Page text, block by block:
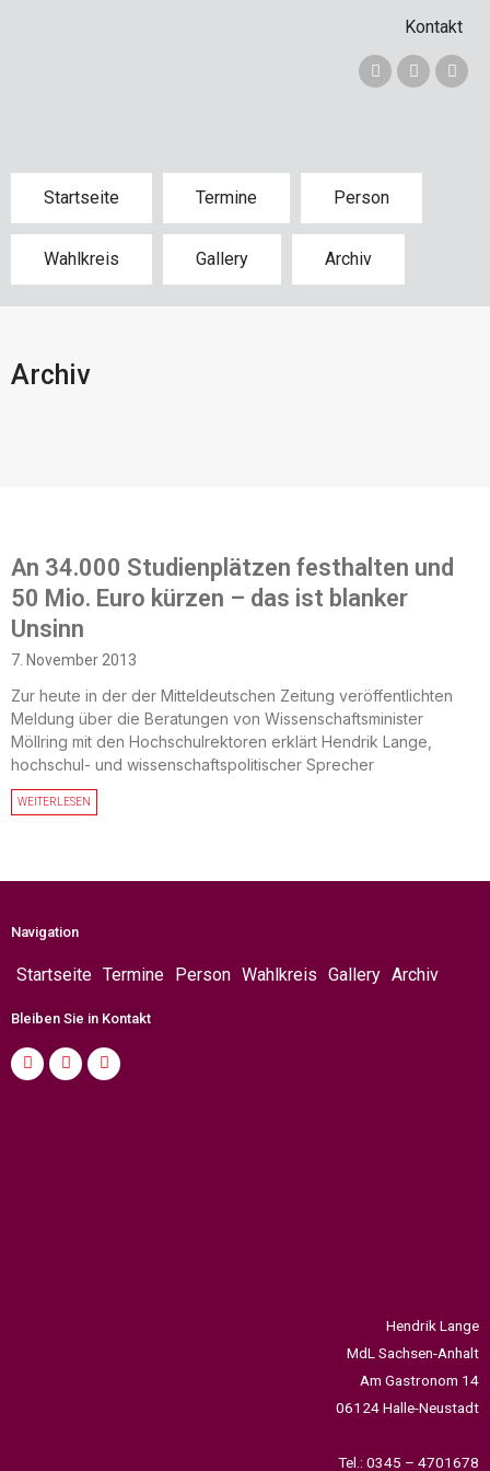
Kontakt
Startseite Termine Person
Wahlkreis Gallery Archiv
Archiv
An 34.000 Studienplätzen festhalten und
50 Mio. Euro kürzen – das ist blanker
Unsinn
7. November 2013
Zur heute in der der Mitteldeutschen Zeitung veröffentlichten
Meldung über die Beratungen von Wissenschaftsminister
Möllring mit den Hochschulrektoren erklärt Hendrik Lange,
hochschul- und wissenschaftspolitischer Sprecher
WEITERLESEN
Navigation
Startseite Termine Person Wahlkreis Gallery Archiv
Bleiben Sie in Kontakt
Hendrik Lange
MdL Sachsen-Anhalt
Am Gastronom 14
06124 Halle-Neustadt
Tel.: 0345 – 4701678